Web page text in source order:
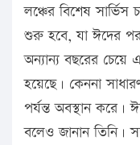
লঞ্চের বিশেষ
শুরু হবে, যা ঈদের
অন্যান্য বছরের চেয়ে এ
হয়েছে। কেননা
পর্যন্ত অবস্থান
বলেও জানান তিনি।